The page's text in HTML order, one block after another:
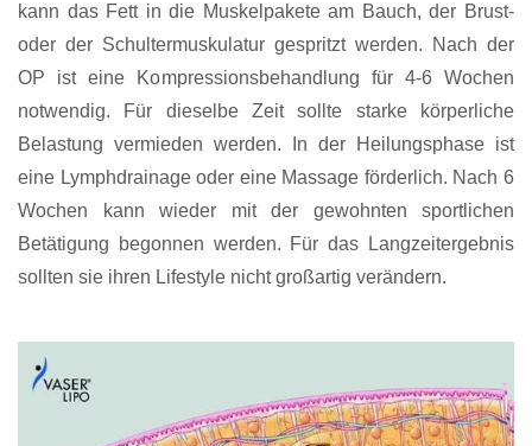
kann das Fett in die Muskelpakete am Bauch, der Brust-
oder der Schultermuskulatur gespritzt werden. Nach der
OP ist eine Kompressionsbehandlung für 4-6 Wochen
notwendig. Für dieselbe Zeit sollte starke körperliche
Belastung vermieden werden. In der Heilungsphase ist
eine Lymphdrainage oder eine Massage förderlich. Nach 6
Wochen kann wieder mit der gewohnten sportlichen
Betätigung begonnen werden. Für das Langzeitergebnis
sollten sie ihren Lifestyle nicht großartig verändern.